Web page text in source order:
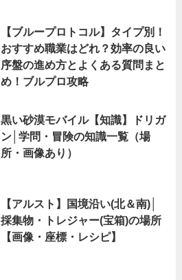
【ブループロトコル】タイプ別！
おすすめ職業はどれ？効率の良い
序盤の進め方とよくある質問まと
め！ブルプロ攻略
黒い砂漠モバイル【知識】ドリガ
ン│学問・冒険の知識一覧（場
所・画像あり）
【アルスト】国境沿い(北＆南)│
採集物・トレジャー(宝箱)の場所
【画像・座標・レシピ】